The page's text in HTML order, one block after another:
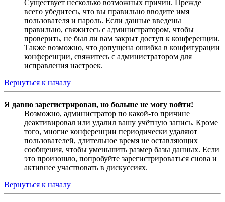
Существует несколько возможных причин. Прежде
всего убедитесь, что вы правильно вводите имя
пользователя и пароль. Если данные введены
правильно, свяжитесь с администратором, чтобы
проверить, не был ли вам закрыт доступ к конференции.
Также возможно, что допущена ошибка в конфигурации
конференции, свяжитесь с администратором для
исправления настроек.
Вернуться к началу
Я давно зарегистрирован, но больше не могу войти!
Возможно, администратор по какой-то причине
деактивировал или удалил вашу учётную запись. Кроме
того, многие конференции периодически удаляют
пользователей, длительное время не оставляющих
сообщения, чтобы уменьшить размер базы данных. Если
это произошло, попробуйте зарегистрироваться снова и
активнее участвовать в дискуссиях.
Вернуться к началу